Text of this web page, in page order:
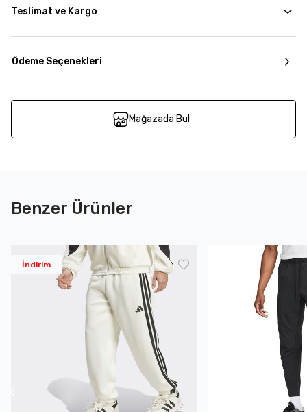
Teslimat ve Kargo
Ödeme Seçenekleri
Mağazada Bul
Benzer Ürünler
İndirim